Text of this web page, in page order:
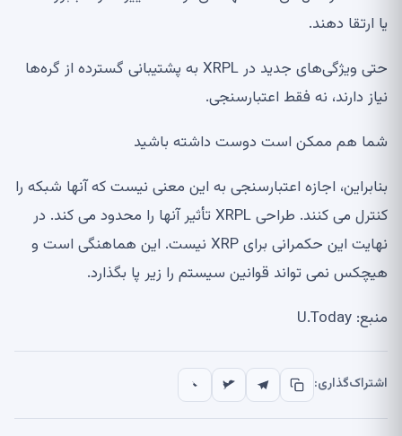
یا ارتقا دهند.
حتی ویژگی‌های جدید در XRPL به پشتیبانی گسترده از گره‌ها
نیاز دارند، نه فقط اعتبارسنجی.
شما هم ممکن است دوست داشته باشید
بنابراین، اجازه اعتبارسنجی به این معنی نیست که آنها شبکه را
کنترل می کنند. طراحی XRPL تأثیر آنها را محدود می کند. در
نهایت این حکمرانی برای XRP نیست. این هماهنگی است و
هیچکس نمی تواند قوانین سیستم را زیر پا بگذارد.
منبع: U.Today
اشتراک‌گذاری: